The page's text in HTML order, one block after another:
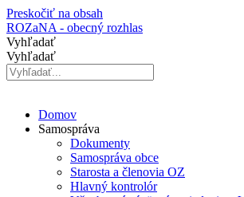
Preskočiť na obsah
ROZaNA - obecný rozhlas
Vyhľadať
Vyhľadať
Domov
Samospráva
Dokumenty
Samospráva obce
Starosta a členovia OZ
Hlavný kontrolór